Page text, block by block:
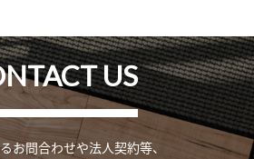
US
お問合わせや法人契約等、